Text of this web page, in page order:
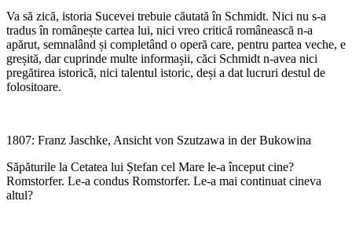
Va să zică, istoria Sucevei trebuie căutată în Schmidt. Nici nu s-a
tradus în românește cartea lui, nici vreo critică românească n-a
apărut, semnalând și completând o operă care, pentru partea veche, e
greșită, dar cuprinde multe informașii, căci Schmidt n-avea nici
pregătirea istorică, nici talentul istoric, deși a dat lucruri destul de
folositoare.
1807: Franz Jaschke, Ansicht von Szutzawa in der Bukowina
Săpăturile la Cetatea lui Ștefan cel Mare le-a început cine?
Romstorfer. Le-a condus Romstorfer. Le-a mai continuat cineva
altul?